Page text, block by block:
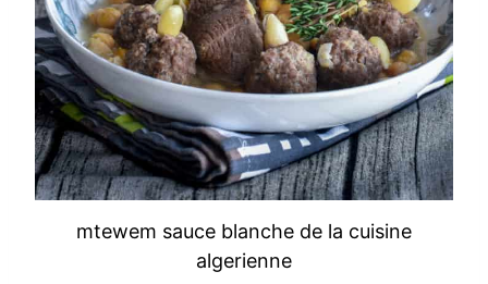
mtewem sauce blanche de la cuisine
algerienne